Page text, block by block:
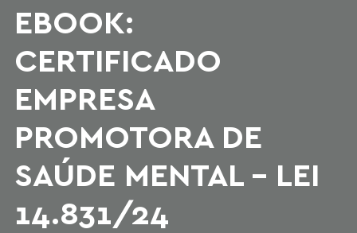
EBOOK:
CERTIFICADO
EMPRESA
PROMOTORA DE
SAÚDE MENTAL – LEI
14.831/24